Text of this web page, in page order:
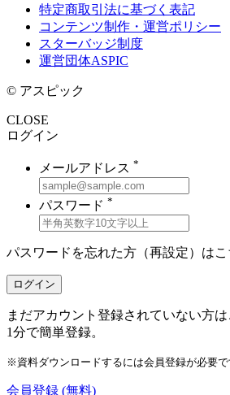
特定商取引法に基づく表記
コンテンツ制作・運営ポリシー
スターバッジ制度
運営団体ASPIC
© アスピック
CLOSE
ログイン
メールアドレス *
パスワード *
パスワードを忘れた方（再設定）は
ログイン
まだアカウント登録されていない方は
1分で簡単登録。
※資料ダウンロードするには会員登録が必要で
会員登録 (無料)